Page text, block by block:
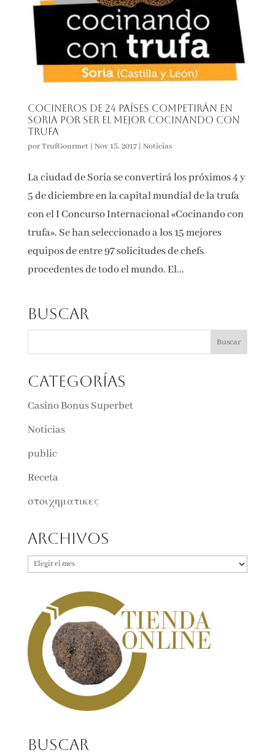
Cocineros de 24 países competirán en
Soria por ser el mejor cocinando con
trufa
porTrufGourmet| Nov 15, 2017| Noticias
La ciudad de Soria se convertirá los próximos 4 y
5 de diciembre en la capital mundial de la trufa
con el I Concurso Internacional «Cocinando con
trufa». Se han seleccionado a los 15 mejores
equipos de entre 97 solicitudes de chefs
procedentes de todo el mundo. El...
Buscar
Categorías
Casino Bonus Superbet
Noticias
public
Receta
στοιχηματικες
Archivos
Archivos
Buscar